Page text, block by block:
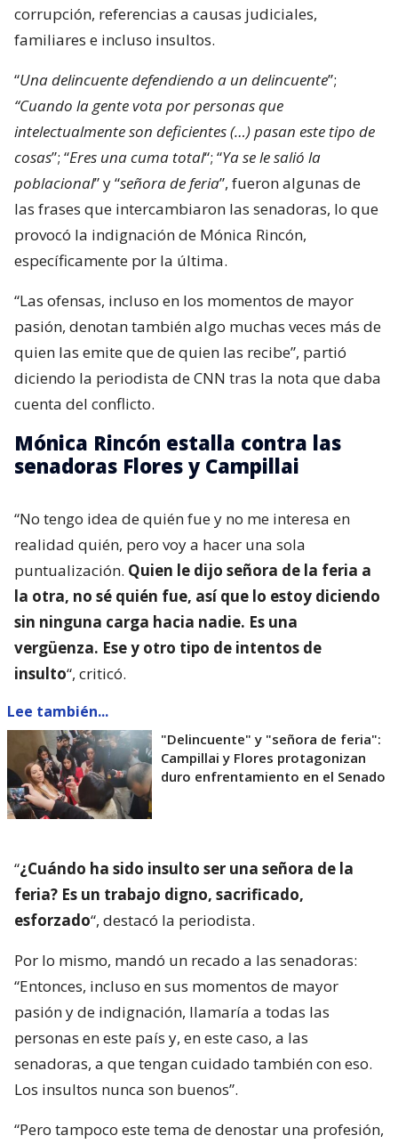
corrupción, referencias a causas judiciales,
familiares e incluso insultos.
“Una delincuente defendiendo a un delincuente”;
“Cuando la gente vota por personas que
intelectualmente son deficientes (…) pasan este tipo de
cosas”; “Eres una cuma total“; “Ya se le salió la
poblacional” y “señora de feria”, fueron algunas de
las frases que intercambiaron las senadoras, lo que
provocó la indignación de Mónica Rincón,
específicamente por la última.
“Las ofensas, incluso en los momentos de mayor
pasión, denotan también algo muchas veces más de
quien las emite que de quien las recibe”, partió
diciendo la periodista de CNN tras la nota que daba
cuenta del conflicto.
Mónica Rincón estalla contra las
senadoras Flores y Campillai
“No tengo idea de quién fue y no me interesa en
realidad quién, pero voy a hacer una sola
puntualización. Quien le dijo señora de la feria a
la otra, no sé quién fue, así que lo estoy diciendo
sin ninguna carga hacia nadie. Es una
vergüenza. Ese y otro tipo de intentos de
insulto“, criticó.
Lee también...
"Delincuente" y "señora de feria":
Campillai y Flores protagonizan
duro enfrentamiento en el Senado
“¿Cuándo ha sido insulto ser una señora de la
feria? Es un trabajo digno, sacrificado,
esforzado“, destacó la periodista.
Por lo mismo, mandó un recado a las senadoras:
“Entonces, incluso en sus momentos de mayor
pasión y de indignación, llamaría a todas las
personas en este país y, en este caso, a las
senadoras, a que tengan cuidado también con eso.
Los insultos nunca son buenos”.
“Pero tampoco este tema de denostar una profesión,